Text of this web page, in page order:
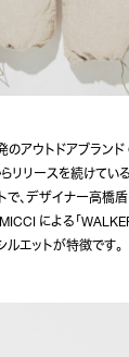
のアウトドアブラン
リリースを続けてい
で、デザイナー高橋
による「
ルエットが特徴です。